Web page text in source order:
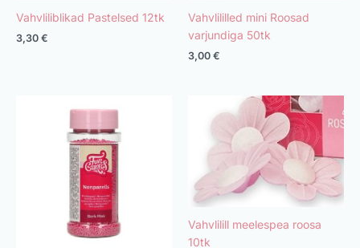
Vahvliliblikad Pastelsed 12tk
3,30 €
Vahvlililled mini Roosad
varjundiga 50tk
3,00 €
Vahvlilill meelespea roosa
10tk